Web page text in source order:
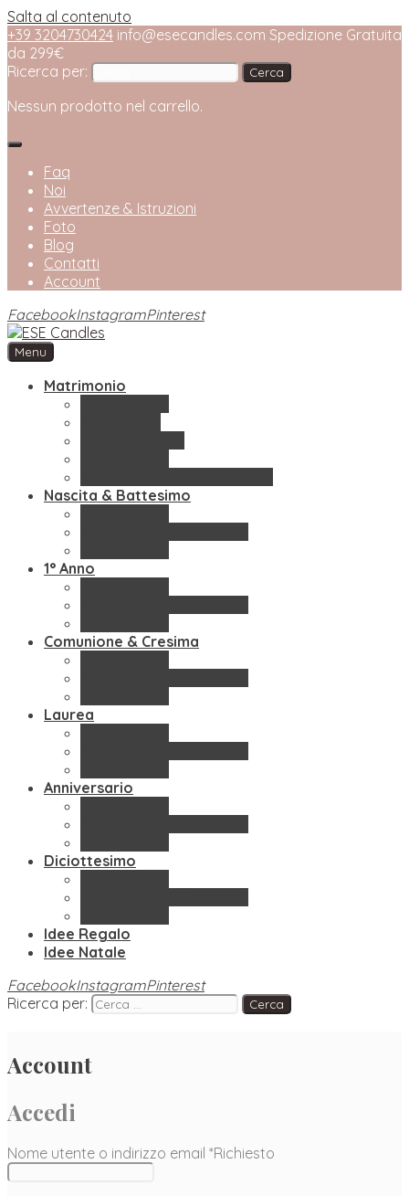
Salta al contenuto
+39 3204730424 info@esecandles.com Spedizione Gratuita
da 299€
Ricerca per:
Nessun prodotto nel carrello.
Faq
Noi
Avvertenze & Istruzioni
Foto
Blog
Contatti
Account
FacebookInstagramPinterest
ESE Candles
Bottega Artigianale di Candele
Menu
Matrimonio
Nascita & Battesimo
1° Anno
Comunione & Cresima
Laurea
Anniversario
Diciottesimo
Idee Regalo
Idee Natale
FacebookInstagramPinterest
Ricerca per:
Account
Accedi
Nome utente o indirizzo email *Richiesto